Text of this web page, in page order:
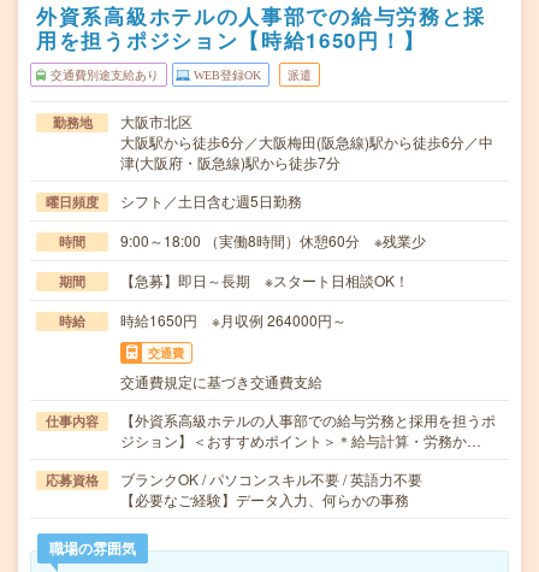
外資系高級ホテルの人事部での給与労務と採
用を担うポジション【時給1650円！】
交通費別途支給あり WEB登録OK 派遣
勤務地
大阪市北区
大阪駅から徒歩6分／大阪梅田(阪急線)駅から徒歩6分／中
津(大阪府・阪急線)駅から徒歩7分
曜日頻度 シフト／土日含む週5日勤務
時間 9:00～18:00 （実働8時間）休憩60分 ※残業少
期間 【急募】即日～長期 ※スタート日相談OK！
時給 時給1650円 ※月収例 264000円～
交通費
交通費規定に基づき交通費支給
仕事内容
【外資系高級ホテルの人事部での給与労務と採用を担うポ
ジション】＜おすすめポイント＞＊給与計算・労務か…
応募資格
ブランクOK / パソコンスキル不要 / 英語力不要
【必要なご経験】データ入力、何らかの事務
職場の雰囲気